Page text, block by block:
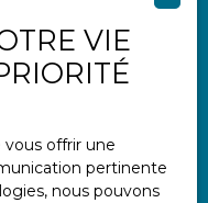
VIE
vous offrir une
pertinente
nous pouvons